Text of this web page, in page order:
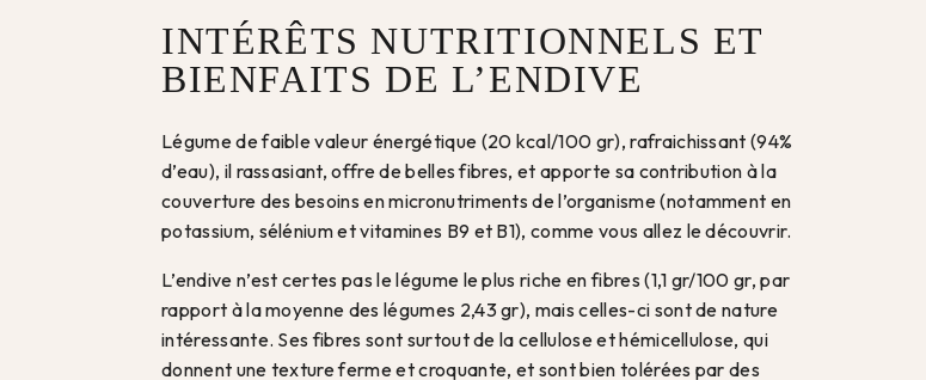
INTÉRÊTS NUTRITIONNELS ET
BIENFAITS DE L’ENDIVE
Légume de faible valeur énergétique (20 kcal/100 gr), rafraichissant (94%
d’eau), il rassasiant, offre de belles fibres, et apporte sa contribution à la
couverture des besoins en micronutriments de l’organisme (notamment en
potassium, sélénium et vitamines B9 et B1), comme vous allez le découvrir.
L’endive n’est certes pas le légume le plus riche en fibres (1,1 gr/100 gr, par
rapport à la moyenne des légumes 2,43 gr), mais celles-ci sont de nature
intéressante. Ses fibres sont surtout de la cellulose et hémicellulose, qui
donnent une texture ferme et croquante, et sont bien tolérées par des